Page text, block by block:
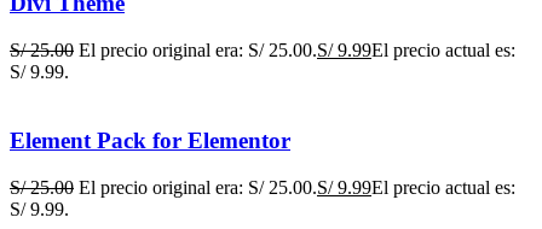
S/25.00 El precio original era: S/ 25.00.S/9.99El precio actual es:
S/ 9.99.
Element Pack for Elementor
S/25.00 El precio original era: S/ 25.00.S/9.99El precio actual es:
S/ 9.99.